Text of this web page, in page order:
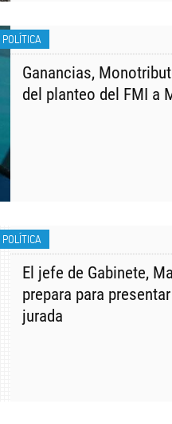
POLÍTICA
Ganancias,
del planteo del FMI a
POLÍTICA
El jefe de Gabinete,
prepara para
jurada